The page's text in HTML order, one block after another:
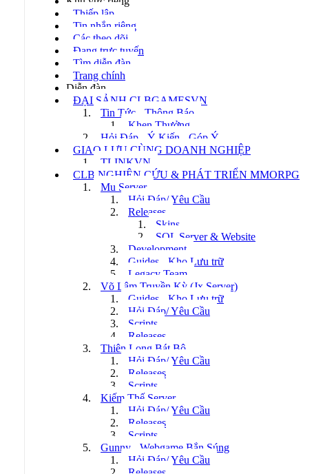
Thiếp lập
Tin nhắn riêng
Các theo dõi
Đang trực tuyến
Tìm diễn đàn
Trang chính
Diễn đàn
ĐẠI SẢNH CLBGAMESVN
Tin Tức - Thông Báo
Khen Thưởng
Hỏi Đáp - Ý Kiến - Góp Ý
GIAO LƯU CÙNG DOANH NGHIỆP
TLINKVN
CLB NGHIÊN CỨU & PHÁT TRIỂN MMORPG
Mu Server
Hỏi Đáp/ Yêu Cầu
Releases
Skins
SQL Server & Website
Development
Guides - Kho Lưu trữ
Legacy Team
Võ Lâm Truyền Kỳ (Jx Server)
Guides - Kho Lưu trữ
Hỏi Đáp/ Yêu Cầu
Scripts
Releases
Thiên Long Bát Bộ
Hỏi Đáp/ Yêu Cầu
Releases
Scripts
Kiếm Thế Server
Hỏi Đáp/ Yêu Cầu
Releases
Scripts
Gunny - Webgame Bắn Súng
Hỏi Đáp/ Yêu Cầu